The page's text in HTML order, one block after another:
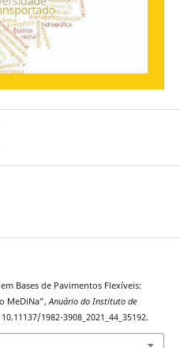
Bases de Pavimentos Flexíveis:
MeDiNa”,Anuário do Instituto de
1982-3908_2021_44_35192.